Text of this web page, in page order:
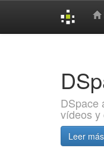
DSpace
vídeos y
Leer más